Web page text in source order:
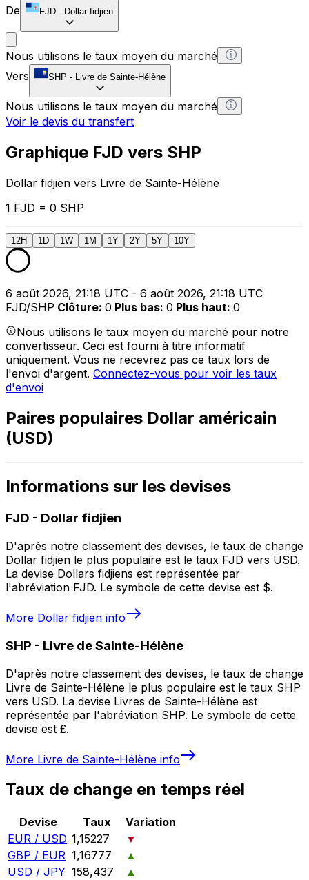
De
FJD - Dollar fidjien
Nous utilisons le taux moyen du marché
Vers
SHP - Livre de Sainte-Hélène
Nous utilisons le taux moyen du marché
Voir le devis du transfert
Graphique FJD vers SHP
Dollar fidjien vers Livre de Sainte-Hélène
1 FJD = 0 SHP
12H 1D 1W 1M 1Y 2Y 5Y 10Y
6 août 2026, 21:18 UTC - 6 août 2026, 21:18 UTC
FJD/SHP Clôture: 0 Plus bas: 0 Plus haut: 0
Nous utilisons le taux moyen du marché pour notre
convertisseur. Ceci est fourni à titre informatif
uniquement. Vous ne recevrez pas ce taux lors de
l'envoi d'argent. Connectez-vous pour voir les taux
d'envoi
Paires populaires Dollar américain
(USD)
Informations sur les devises
FJD - Dollar fidjien
D'après notre classement des devises, le taux de change
Dollar fidjien le plus populaire est le taux FJD vers USD.
La devise Dollars fidjiens est représentée par
l'abréviation FJD. Le symbole de cette devise est $.
More Dollar fidjien info
SHP - Livre de Sainte-Hélène
D'après notre classement des devises, le taux de change
Livre de Sainte-Hélène le plus populaire est le taux SHP
vers USD. La devise Livres de Sainte-Hélène est
représentée par l'abréviation SHP. Le symbole de cette
devise est £.
More Livre de Sainte-Hélène info
Taux de change en temps réel
Devise Taux
Variation
EUR / USD 1,15227
▼
GBP / EUR 1,16777
▲
USD / JPY 158,437
▲